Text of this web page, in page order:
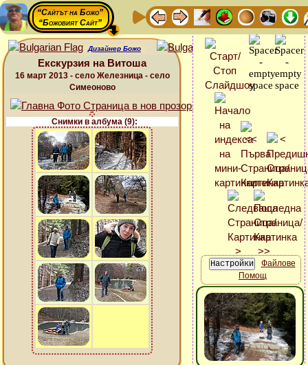
“Сайтът на Божо”
“Божовият Сайт”
Дизайнер Божо
Екскурзия на Витоша
16 март 2013 - село Железница - село
Симеоново
Снимки в албума (9):
Файлове
Помощ